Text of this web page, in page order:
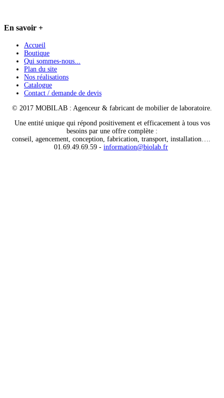
En savoir +
Accueil
Boutique
Qui sommes-nous...
Plan du site
Nos réalisations
Catalogue
Contact / demande de devis
© 2017 MOBILAB : Agenceur & fabricant de mobilier de laboratoire.
Une entité unique qui répond positivement et efficacement à tous vos
besoins par une offre complète :
conseil, agencement, conception, fabrication, transport, installation….
01.69.49.69.59 - information@biolab.fr